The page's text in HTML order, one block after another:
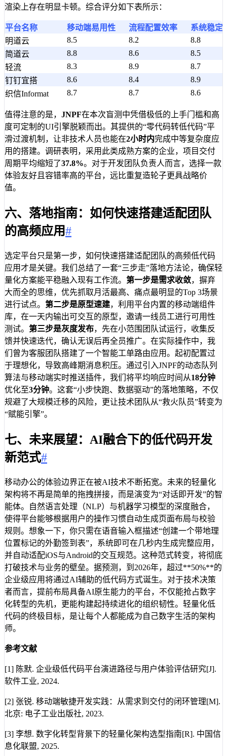
渲染上存在明显卡顿。综合评分如下表所示：
平台名称 移动端易用性 流程配置效率
系统稳定
明道云
8.5 8.2
8.8
简道云
8.8 8.6
8.5
轻流
8.3 8.9
8.7
钉钉宜搭
8.6 8.4
8.9
织信Informat
8.7 8.7 8.6
值得注意的是， JNPF在本次盲测中凭借极低的上手门槛和高
度可定制的UI引擎脱颖而出。其提供的“零代码转低代码”平
滑过渡机制，让非技术人员也能在2小时内完成中等复杂度应
用的搭建。调研表明，采用此类成熟方案的企业，项目交付
周期平均缩短了37.8%。对于开发团队负责人而言，选择一款
体验友好且容错率高的平台，远比重复造轮子更具战略价
值。
六、落地指南：如何快速搭建适配团队
的高频应用#
选定平台只是第一步，如何快速搭建适配团队的高频低代码
应用才是关键。我们总结了一套“三步走”落地方法论，确保轻
量化方案能平稳融入现有工作流。 第一步是需求收敛，摒弃
大而全的思维，优先抓取月活最高、痛点最明显的Top 3场景
进行试点。 第二步是原型速建，利用平台内置的移动端组件
库，在一天内输出可交互的原型，邀请一线员工进行可用性
测试。 第三步是灰度发布，先在小范围团队试运行，收集反
馈并快速迭代，确认无误后再全员推广。在实际操作中，我
们曾为客服团队搭建了一个智能工单路由应用。起初配置过
于理想化，导致高峰期消息积压。通过引入JNPF的动态队列
算法与移动端实时推送插件，我们将平均响应时间从18分钟
优化至3分钟。这套“小步快跑、数据驱动”的落地策略，不仅
规避了大规模迁移的风险，更让技术团队从“救火队员”转变为
“赋能引擎”。
七、未来展望：AI融合下的低代码开发
新范式#
移动办公的体验边界正在被AI技术不断拓宽。未来的轻量化
架构将不再是简单的拖拽拼接，而是演变为“对话即开发”的智
能体。自然语言处理（NLP）与机器学习模型的深度融合，
使得平台能够根据用户的操作习惯自动生成页面布局与校验
规则。想象一下，你只需在语音输入框描述“创建一个带地理
位置标记的外勤签到表”，系统即可在几秒内生成完整应用，
并自动适配iOS与Android的交互规范。这种范式转变，将彻底
打破技术与业务的壁垒。据预测，到2026年，超过**50%**的
企业级应用将通过AI辅助的低代码方式诞生。对于技术决策
者而言，提前布局具备AI原生能力的平台，不仅能抢占数字
化转型的先机，更能构建起持续进化的组织韧性。轻量化低
代码的终极目标，是让每个人都能成为自己数字生活的架构
师。
参考文献
[1] 陈默. 企业级低代码平台演进路径与用户体验评估研究[J].
软件工业, 2024.
[2] 张锐. 移动端敏捷开发实践：从需求到交付的闭环管理[M].
北京: 电子工业出版社, 2023.
[3] 李想. 数字化转型背景下的轻量化架构选型指南[R]. 中国信
息化联盟, 2025.